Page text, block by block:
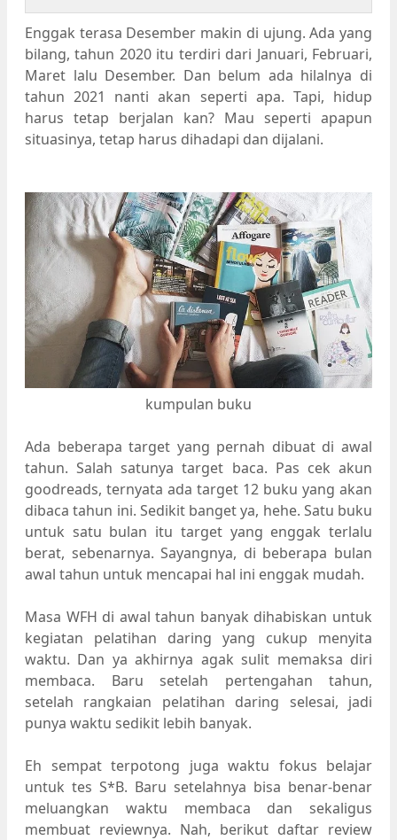
Enggak terasa Desember makin di ujung. Ada yang
bilang, tahun 2020 itu terdiri dari Januari, Februari,
Maret lalu Desember. Dan belum ada hilalnya di
tahun 2021 nanti akan seperti apa. Tapi, hidup
harus tetap berjalan kan? Mau seperti apapun
situasinya, tetap harus dihadapi dan dijalani.
kumpulan buku
Ada beberapa target yang pernah dibuat di awal
tahun. Salah satunya target baca. Pas cek akun
goodreads, ternyata ada target 12 buku yang akan
dibaca tahun ini. Sedikit banget ya, hehe. Satu buku
untuk satu bulan itu target yang enggak terlalu
berat, sebenarnya. Sayangnya, di beberapa bulan
awal tahun untuk mencapai hal ini enggak mudah.
Masa WFH di awal tahun banyak dihabiskan untuk
kegiatan pelatihan daring yang cukup menyita
waktu. Dan ya akhirnya agak sulit memaksa diri
membaca. Baru setelah pertengahan tahun,
setelah rangkaian pelatihan daring selesai, jadi
punya waktu sedikit lebih banyak.
Eh sempat terpotong juga waktu fokus belajar
untuk tes S*B. Baru setelahnya bisa benar-benar
meluangkan waktu membaca dan sekaligus
membuat reviewnya. Nah, berikut daftar review